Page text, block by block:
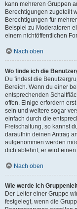
kann mehreren Gruppen
Berechtigungen zugeteilt
Berechtigungen für
Beispiel zu Moderatoren
einem nichtöffentlichen
Nach oben
Wo finde ich die
Du findest die
Bereich. Wenn du einer
entsprechenden
offen. Einige erfordern
sein und weitere sogar
einfach durch die
Freischaltung, so kannst
daraufhin deinen Antrag
aufgenommen werden
dich ablehnt, er wird
Nach oben
Wie werde ich
Der Leiter einer Gruppe
festgelegt, wenn die